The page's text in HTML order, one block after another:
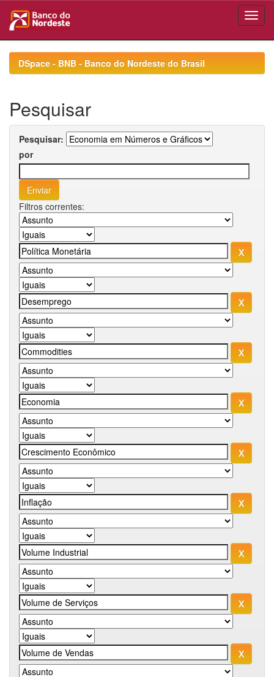
navigationDSpace - BNB - Banco do Nordeste do Brasil
Pesquisar
Pesquisar:
por
Filtros correntes: